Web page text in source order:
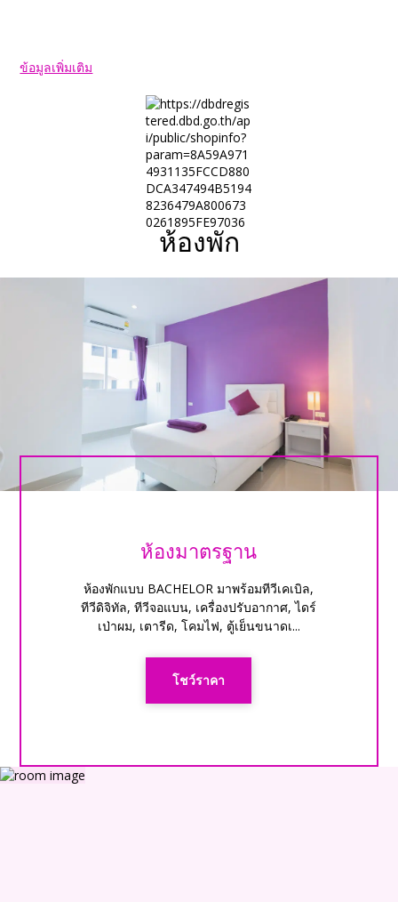
ข้อมูลเพิ่มเติม
ห้องพัก
ห้องมาตรฐาน
ห้องพักแบบ BACHELOR มาพร้อมทีวีเคเบิล,
ทีวีดิจิทัล, ทีวีจอแบน, เครื่องปรับอากาศ, ไดร์
เป่าผม, เตารีด, โคมไฟ, ตู้เย็นขนาดเ...
โชว์ราคา